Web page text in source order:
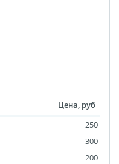
Цена, руб
250
300
200